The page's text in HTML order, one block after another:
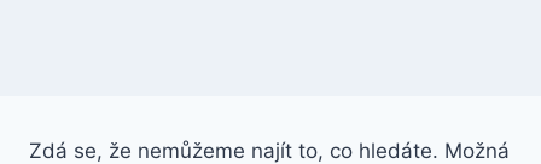
Zdá se, že nemůžeme najít to, co hledáte. Možná